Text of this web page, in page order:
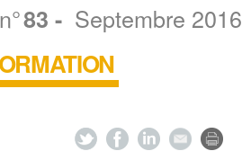
n°83 - Septembre 2016